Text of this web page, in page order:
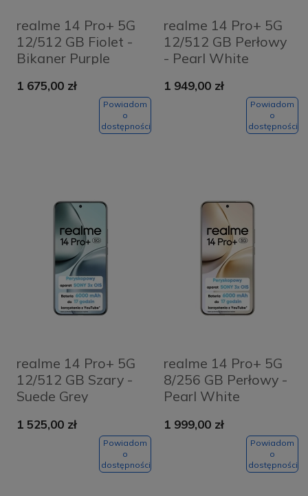
realme 14 Pro+ 5G
12/512 GB Fiolet -
Bikaner Purple
1 675,00 zł
Powiadom
o
dostępności
realme 14 Pro+ 5G
12/512 GB Perłowy
- Pearl White
1 949,00 zł
Powiadom
o
dostępności
realme 14 Pro+ 5G
12/512 GB Szary -
Suede Grey
1 525,00 zł
Powiadom
o
dostępności
realme 14 Pro+ 5G
8/256 GB Perłowy -
Pearl White
1 999,00 zł
Powiadom
o
dostępności